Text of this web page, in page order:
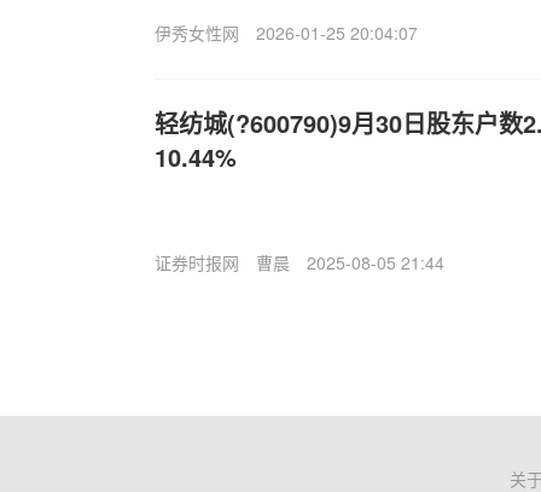
伊秀女性网 2026-01-25 20:04:07
轻纺城(?600790)9月30日股东户数
10.44%
证券时报网 曹晨 2025-08-05 21:44
关